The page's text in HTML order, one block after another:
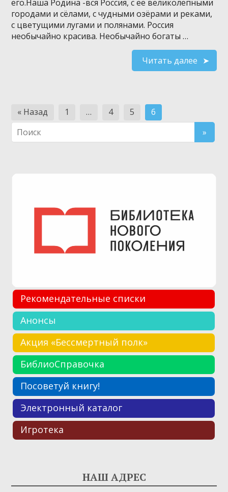
его.Наша Родина -вся Россия, с её великолепными
городами и сёлами, с чудными озёрами и реками,
с цветущими лугами и полянами. Россия
необычайно красива. Необычайно богаты …
Читать далее
Навигация
по
записям
« Назад 1 … 4 5 6
Рекомендательные списки
Анонсы
Акция «Бессмертный полк»
БиблиоСправочка
Посоветуй книгу!
Электронный каталог
Игротека
НАШ АДРЕС